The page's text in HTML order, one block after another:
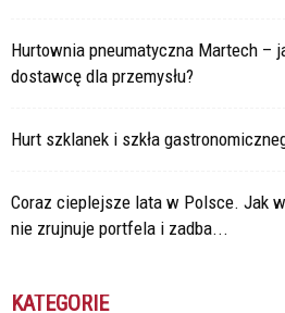
Hurtownia pneumatyczna Martech –
dostawcę dla przemysłu?
Hurt szklanek i szkła
Coraz cieplejsze lata w Polsce. Jak
nie zrujnuje portfela i zadba...
KATEGORIE